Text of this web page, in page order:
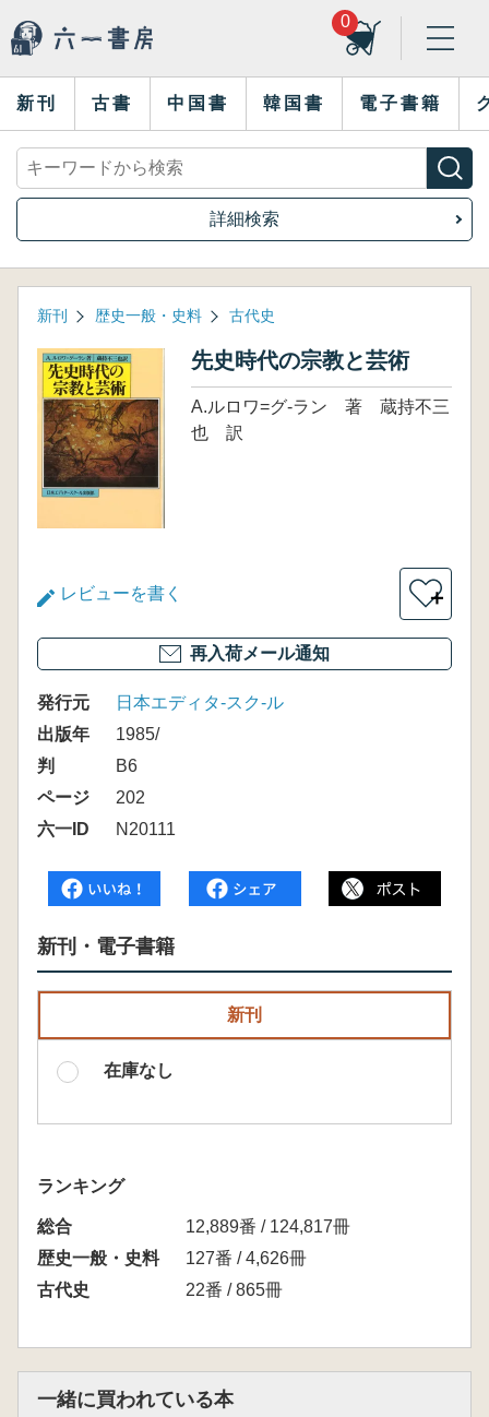
0
新刊 古書 中国書 韓国書 電子書籍
詳細検索
新刊 歴史一般・史料 古代史
先史時代の宗教と芸術
A.ルロワ=グ-ラン 著 蔵持不三
也 訳
レビューを書く ＋
再入荷メール通知
発行元
日本エディタ-スク-ル
出版年
1985/
判
B6
ページ
202
六一ID
N20111
新刊・電子書籍
新刊
在庫なし
ランキング
総合
12,889番 / 124,817冊
歴史一般・史料
127番 / 4,626冊
古代史
22番 / 865冊
一緒に買われている本